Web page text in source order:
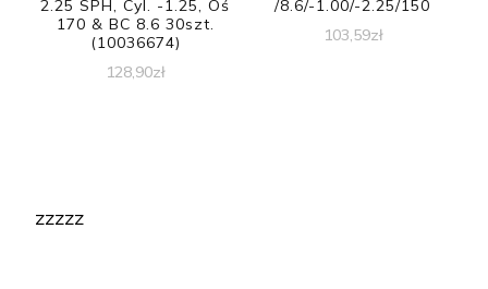
2.25 SPH, Cyl. -1.25, Oś
170 & BC 8.6 30szt.
(10036674)
128,90zł
/8.6/-1.00/-2.25/150
103,59zł
zzzzz